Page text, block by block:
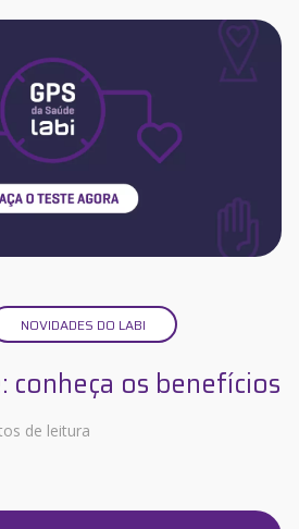
NOVIDADES DO LABI
conheça os benefícios
de leitura